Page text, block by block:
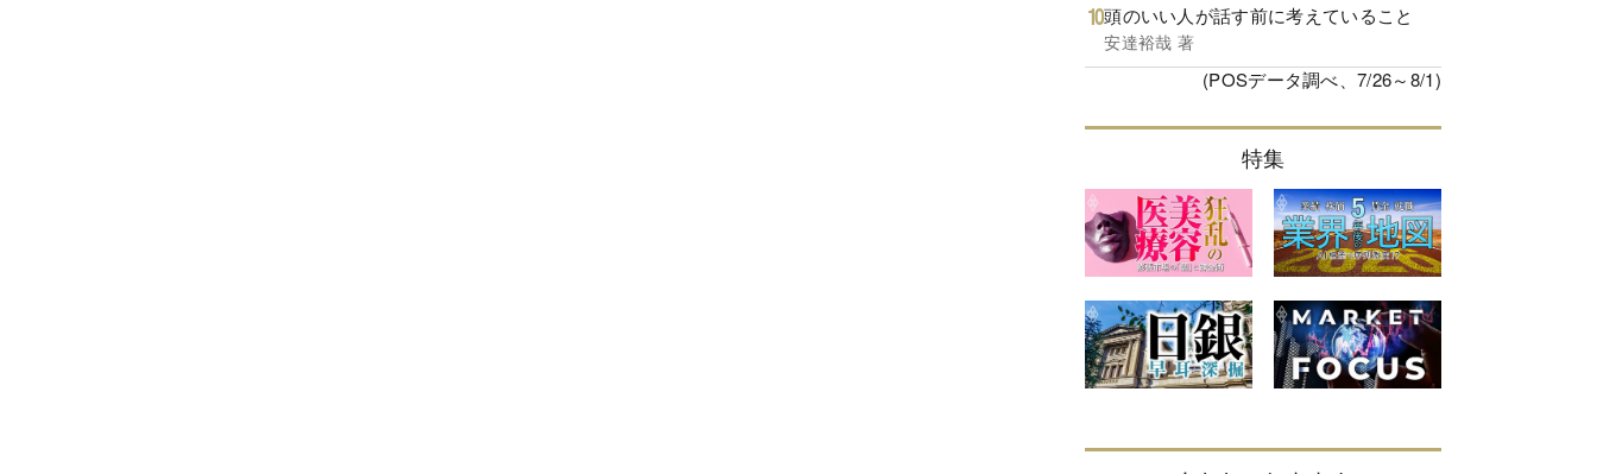
頭のいい人が話す前に考えていること
安達裕哉 著
(POSデータ調べ、7/26～8/1)
特集